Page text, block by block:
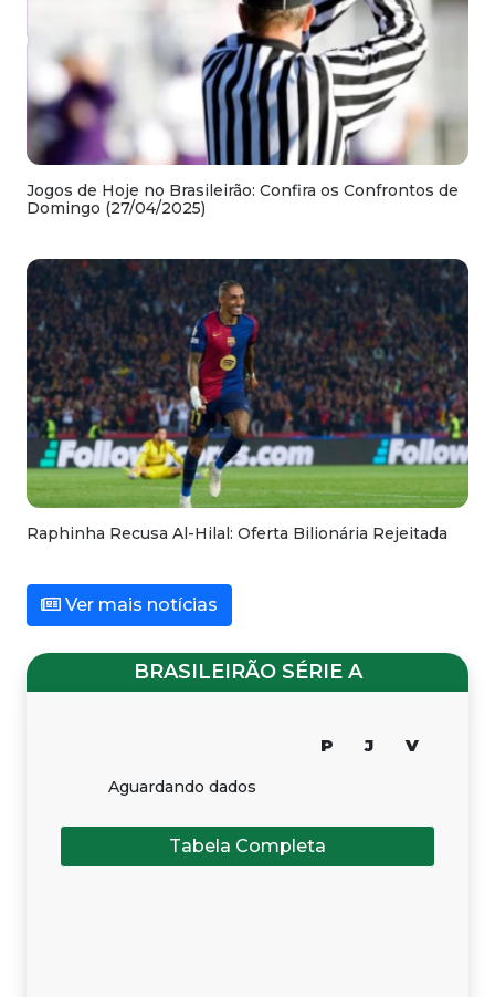
Jogos de Hoje no Brasileirão: Confira os Confrontos de
Domingo (27/04/2025)
Raphinha Recusa Al-Hilal: Oferta Bilionária Rejeitada
Ver mais notícias
BRASILEIRÃO SÉRIE A
P J V
Aguardando dados
Tabela Completa